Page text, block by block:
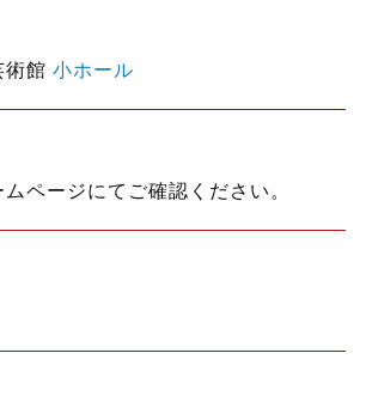
術館 小ホール
ページにてご確認ください。